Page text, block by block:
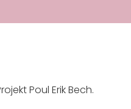
Poul Erik Bech.